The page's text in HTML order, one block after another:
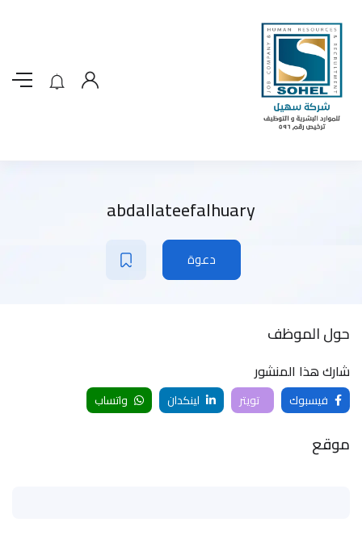
abdallateefalhuary
دعوة
حول الموظف
شارك هذا المنشور
فيسبوك تويتر لينكدان واتساب
موقع